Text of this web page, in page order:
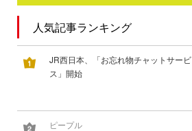
人気記事ランキング
JR西日本、「お忘れ物チャットサービ
ス」開始
ピープル